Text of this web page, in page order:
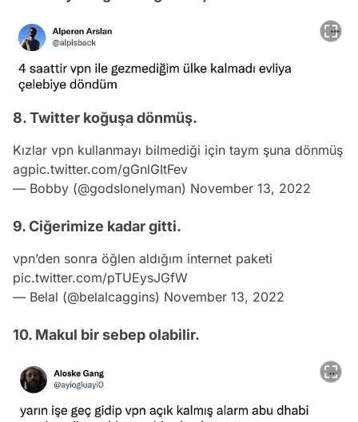
8. Twitter koğuşa dönmüş.
Kızlar vpn kullanmayı bilmediği için taym şuna dönmüş
agpic.twitter.com/gGnlGItFev
— Bobby (@godsIonelyman) November 13, 2022
9. Ciğerimize kadar gitti.
vpn’den sonra öğlen aldığım internet paketi
pic.twitter.com/pTUEysJGfW
— Belal (@belalcaggins) November 13, 2022
10. Makul bir sebep olabilir.